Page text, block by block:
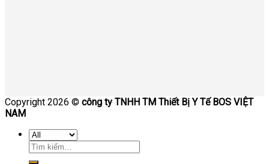
Copyright 2026 © công ty TNHH TM Thiết Bị Y Tế BOS VIỆT
NAM